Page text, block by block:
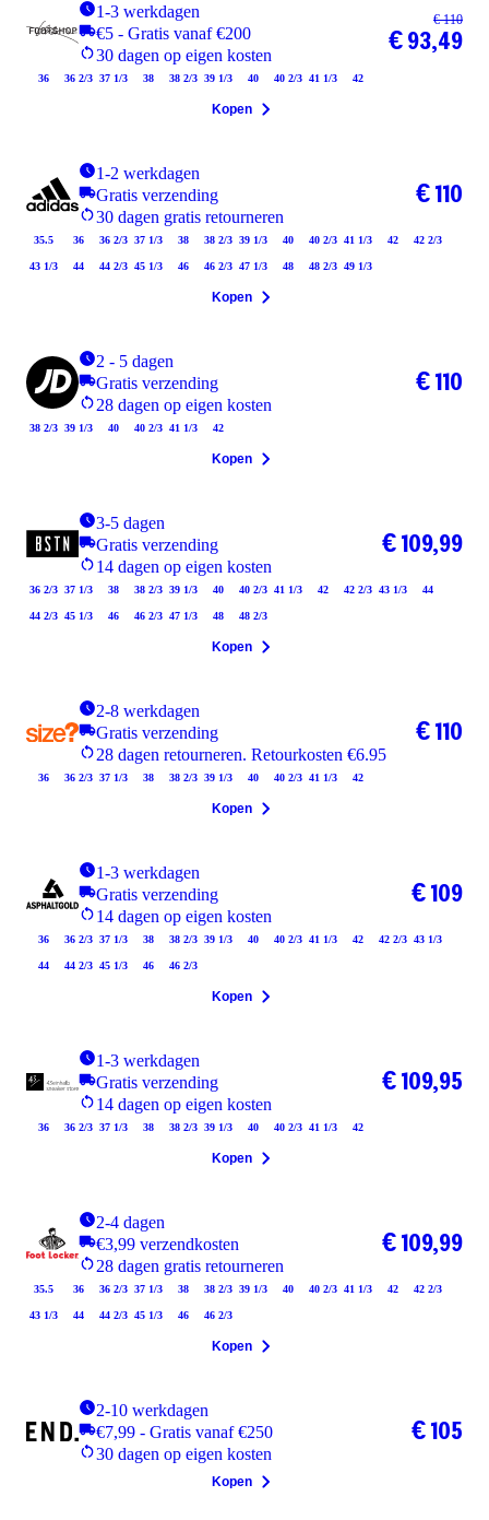
1-3 werkdagen
€5 - Gratis vanaf €200
30 dagen op eigen kosten
36 36 2/3 37 1/3 38 38 2/3 39 1/3 40 40 2/3 41 1/3 42
€ 110
€ 93,49
Kopen
1-2 werkdagen
Gratis verzending
30 dagen gratis retourneren
35.5 36 36 2/3 37 1/3 38 38 2/3 39 1/3 40 40 2/3 41 1/3 42 42 2/3
43 1/3 44 44 2/3 45 1/3 46 46 2/3 47 1/3 48 48 2/3 49 1/3
€ 110
Kopen
2 - 5 dagen
Gratis verzending
28 dagen op eigen kosten
38 2/3 39 1/3 40 40 2/3 41 1/3 42
€ 110
Kopen
3-5 dagen
Gratis verzending
14 dagen op eigen kosten
36 2/3 37 1/3 38 38 2/3 39 1/3 40 40 2/3 41 1/3 42 42 2/3 43 1/3 44
44 2/3 45 1/3 46 46 2/3 47 1/3 48 48 2/3
€ 109,99
Kopen
2-8 werkdagen
Gratis verzending
28 dagen retourneren. Retourkosten €6.95
36 36 2/3 37 1/3 38 38 2/3 39 1/3 40 40 2/3 41 1/3 42
€ 110
Kopen
1-3 werkdagen
Gratis verzending
14 dagen op eigen kosten
36 36 2/3 37 1/3 38 38 2/3 39 1/3 40 40 2/3 41 1/3 42 42 2/3 43 1/3
44 44 2/3 45 1/3 46 46 2/3
€ 109
Kopen
1-3 werkdagen
Gratis verzending
14 dagen op eigen kosten
36 36 2/3 37 1/3 38 38 2/3 39 1/3 40 40 2/3 41 1/3 42
€ 109,95
Kopen
2-4 dagen
€3,99 verzendkosten
28 dagen gratis retourneren
35.5 36 36 2/3 37 1/3 38 38 2/3 39 1/3 40 40 2/3 41 1/3 42 42 2/3
43 1/3 44 44 2/3 45 1/3 46 46 2/3
€ 109,99
Kopen
2-10 werkdagen
€7,99 - Gratis vanaf €250
30 dagen op eigen kosten
€ 105
Kopen